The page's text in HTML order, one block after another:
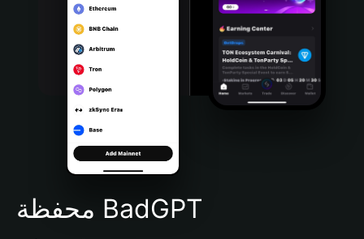
Português (Portugal)
Bahasa Indonesia
Português (Brasil)
Español (Argentina)
محفظة BadGPT